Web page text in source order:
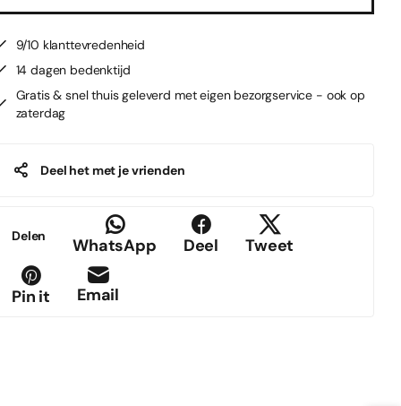
9/10 klanttevredenheid
14 dagen bedenktijd
Gratis & snel thuis geleverd met eigen bezorgservice - ook op
zaterdag
Deel het met je vrienden
Delen WhatsApp Deel Tweet
Pin it Email